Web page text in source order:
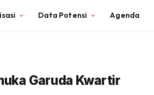
Data Potensi Agenda
Garuda Kwartir